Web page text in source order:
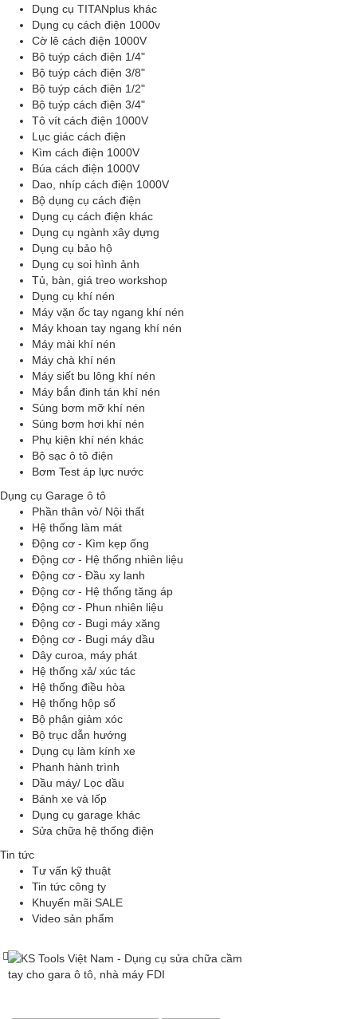
Dụng cụ TITANplus khác
Dụng cụ cách điện 1000v
Cờ lê cách điện 1000V
Bộ tuýp cách điện 1/4"
Bộ tuýp cách điện 3/8"
Bộ tuýp cách điện 1/2"
Bộ tuýp cách điện 3/4"
Tô vít cách điện 1000V
Lục giác cách điện
Kìm cách điện 1000V
Búa cách điện 1000V
Dao, nhíp cách điện 1000V
Bộ dụng cụ cách điện
Dụng cụ cách điện khác
Dụng cụ ngành xây dựng
Dụng cụ bảo hộ
Dụng cụ soi hình ảnh
Tủ, bàn, giá treo workshop
Dụng cụ khí nén
Máy vặn ốc tay ngang khí nén
Máy khoan tay ngang khí nén
Máy mài khí nén
Máy chà khí nén
Máy siết bu lông khí nén
Máy bắn đinh tán khí nén
Súng bơm mỡ khí nén
Súng bơm hơi khí nén
Phụ kiện khí nén khác
Bộ sạc ô tô điện
Bơm Test áp lực nước
Dụng cụ Garage ô tô
Phần thân vỏ/ Nội thất
Hệ thống làm mát
Động cơ - Kìm kẹp ống
Động cơ - Hệ thống nhiên liệu
Động cơ - Đầu xy lanh
Động cơ - Hệ thống tăng áp
Động cơ - Phun nhiên liệu
Động cơ - Bugi máy xăng
Động cơ - Bugi máy dầu
Dây curoa, máy phát
Hệ thống xả/ xúc tác
Hệ thống điều hòa
Hệ thống hộp số
Bộ phận giảm xóc
Bộ trục dẫn hướng
Dụng cụ làm kính xe
Phanh hành trình
Dầu máy/ Lọc dầu
Bánh xe và lốp
Dụng cụ garage khác
Sửa chữa hệ thống điện
Tin tức
Tư vấn kỹ thuật
Tin tức công ty
Khuyến mãi SALE
Video sản phẩm